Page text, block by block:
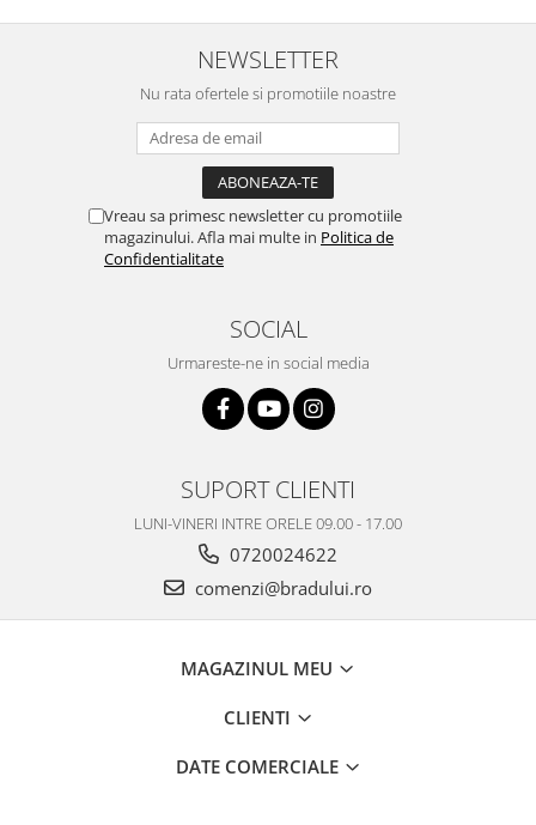
Touchscreen Huawei
NEWSLETTER
Nu rata ofertele si promotiile noastre
Vreau sa primesc newsletter cu promotiile
magazinului. Afla mai multe in Politica de
Confidentialitate
SOCIAL
Urmareste-ne in social media
SUPORT CLIENTI
LUNI-VINERI INTRE ORELE 09.00 - 17.00
0720024622
comenzi@bradului.ro
MAGAZINUL MEU
CLIENTI
DATE COMERCIALE